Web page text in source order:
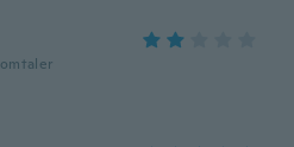
omtaler